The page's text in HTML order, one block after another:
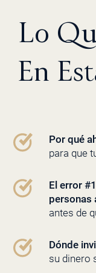
Lo
En
Por qué
para que
El error
personas
antes de
Dónde
su dinero